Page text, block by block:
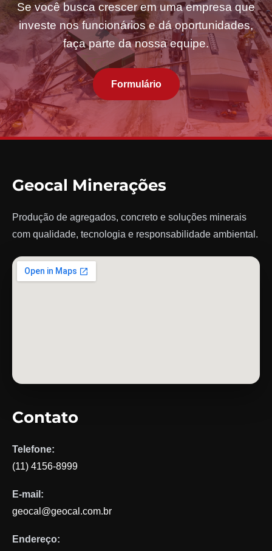
Se você busca crescer em uma empresa que
investe nos funcionários e dá oportunidades,
faça parte da nossa equipe.
Formulário
Geocal Minerações
Produção de agregados, concreto e soluções minerais
com qualidade, tecnologia e responsabilidade ambiental.
Contato
Telefone:
(11) 4156-8999
E-mail:
geocal@geocal.com.br
Endereço: